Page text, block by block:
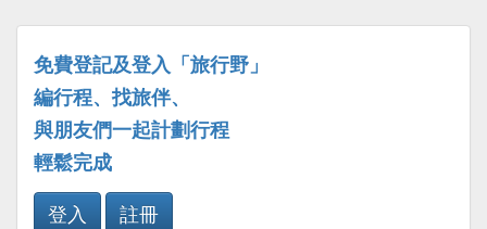
免費登記及登入「旅行野」
編行程、找旅伴、
與朋友們一起計劃行程
輕鬆完成
登入
註冊